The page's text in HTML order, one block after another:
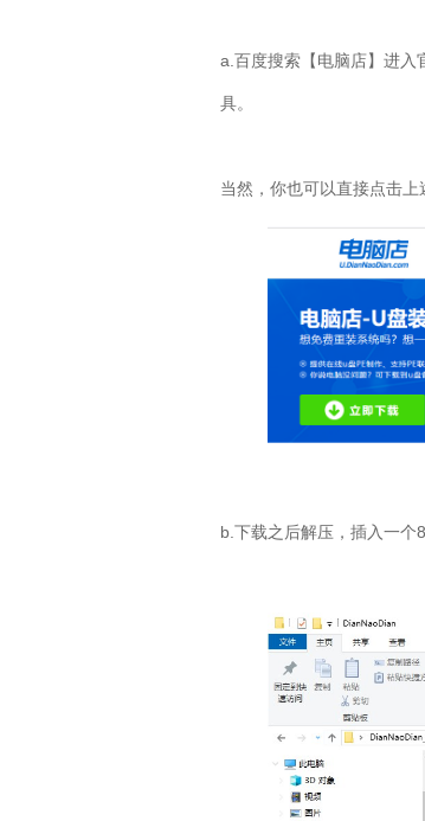
a. 百度搜索【电脑店】进入
具。
当然，你也可以直接点击上
b. 下载之后解压，插入一个